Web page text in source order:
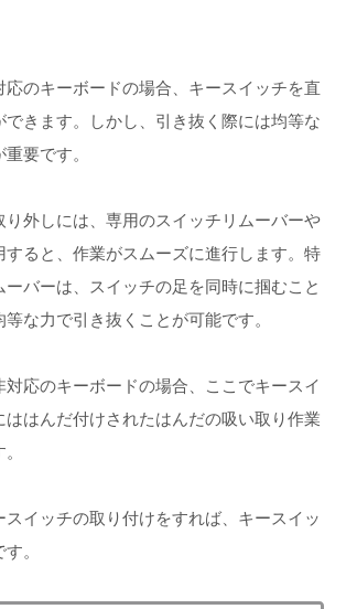
応のキーボードの場合、キースイッチを直
できます。しかし、引き抜く際には均等な
要です。
り外しには、専用のスイッチリムーバーや
すると、作業がスムーズに進行します。特
ーバーは、スイッチの足を同時に掴むこと
な力で引き抜くことが可能です。
対応のキーボードの場合、ここでキースイ
ははんだ付けされたはんだの吸い取り作業
スイッチの取り付けをすれば、キースイッ
。